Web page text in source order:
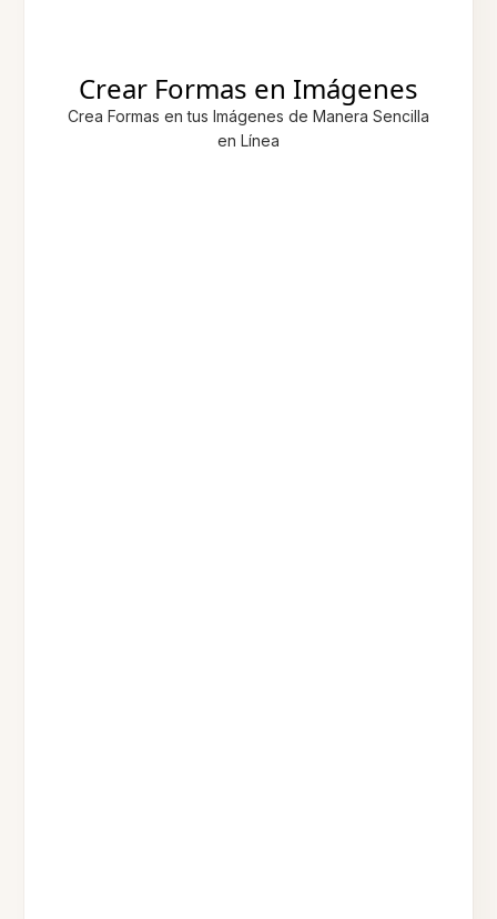
Crear Formas en Imágenes
Crea Formas en tus Imágenes de Manera Sencilla
en Línea